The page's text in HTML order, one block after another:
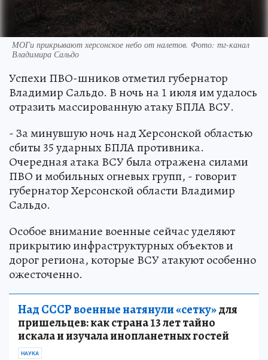
МОГи прикрывают херсонское небо от налетов. Фото: тг-канал
Владимира Сальдо
Успехи ПВО-шников отметил губернатор
Владимир Сальдо. В ночь на 1 июля им удалось
отразить массированную атаку БПЛА ВСУ.
- За минувшую ночь над Херсонской областью
сбиты 35 ударных БПЛА противника.
Очередная атака ВСУ была отражена силами
ПВО и мобильных огневых групп, - говорит
губернатор Херсонской области Владимир
Сальдо.
Особое внимание военные сейчас уделяют
прикрытию инфраструктурных объектов и
дорог региона, которые ВСУ атакуют особенно
ожесточенно.
Над СССР военные натянули «сетку»для
пришельцев: как страна 13 лет тайно
искала и изучала инопланетных гостей
НАУКА